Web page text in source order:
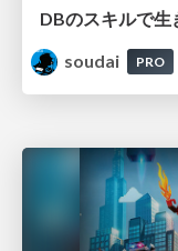
soudai
PRO